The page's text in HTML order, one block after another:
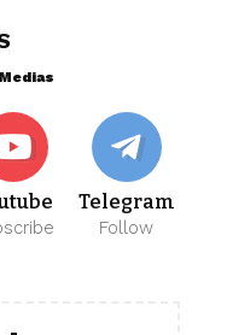
Telegram
Follow